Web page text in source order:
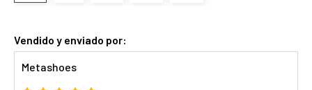
Vendido y enviado por:
Metashoes